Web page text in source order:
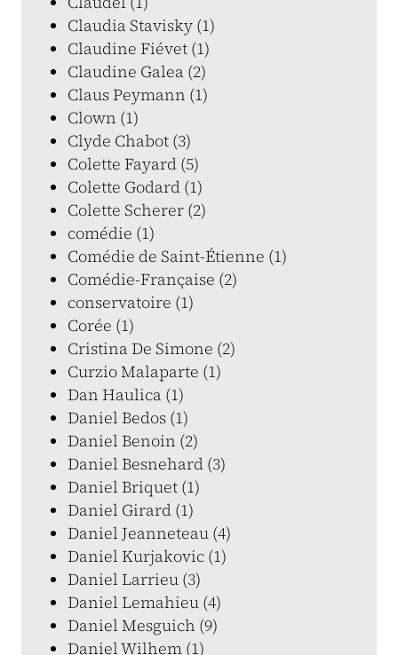
Claudia Stavisky (1)
Claudine Fiévet (1)
Claudine Galea (2)
Claus Peymann (1)
Clown (1)
Clyde Chabot (3)
Colette Fayard (5)
Colette Godard (1)
Colette Scherer (2)
comédie (1)
Comédie de Saint-Étienne (1)
Comédie-Française (2)
conservatoire (1)
Corée (1)
Cristina De Simone (2)
Curzio Malaparte (1)
Dan Haulica (1)
Daniel Bedos (1)
Daniel Benoin (2)
Daniel Besnehard (3)
Daniel Briquet (1)
Daniel Girard (1)
Daniel Jeanneteau (4)
Daniel Kurjakovic (1)
Daniel Larrieu (3)
Daniel Lemahieu (4)
Daniel Mesguich (9)
Daniel Wilhem (1)